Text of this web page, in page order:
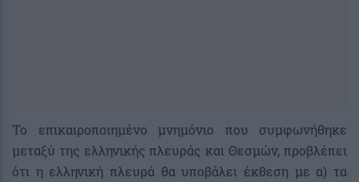
Το επικαιροποιημένο μνημόνιο που συμφωνήθηκε
μεταξύ της ελληνικής πλευράς και Θεσμών, προβλέπει
ότι η ελληνική πλευρά θα υποβάλει έκθεση με α) τα